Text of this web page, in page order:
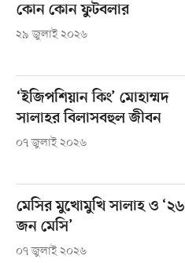
কোন কোন ফুটবলার
২৯ জুলাই ২০২৬
‘ইজিপশিয়ান কিং’ মোহাম্মদ
সালাহর বিলাসবহুল জীবন
০৭ জুলাই ২০২৬
মেসির মুখোমুখি সালাহ ও ‘২৬
জন মেসি’
০৭ জুলাই ২০২৬